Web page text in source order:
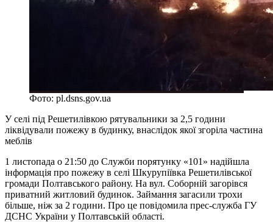
Фото: pl.dsns.gov.ua
У селі під Решетилівкою рятувальники за 2,5 години
ліквідували пожежу в будинку, внаслідок якої згоріла частина
меблів
1 листопада о 21:50 до Служби порятунку «101» надійшла
інформація про пожежу в селі Шкурупіївка Решетилівської
громади Полтавського району. На вул. Соборній загорівся
приватний житловий будинок. Займання загасили трохи
більше, ніж за 2 години. Про це повідомила прес-служба ГУ
ДСНС України у Полтавській області.